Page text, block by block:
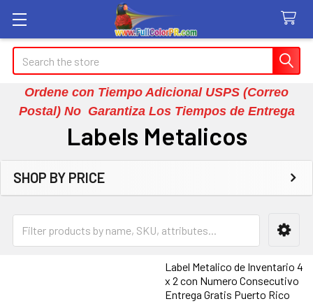
Search
Ordene con Tiempo Adicional USPS (Correo
Postal) No Garantiza Los Tiempos de Entrega
Labels Metalicos
Sidebar
SHOP BY PRICE
Label Metalico de Inventario 4
x 2 con Numero Consecutivo
Entrega Gratis Puerto Rico